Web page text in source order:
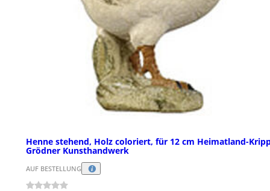
Henne stehend, Holz coloriert, für 12 cm Heimatland-
Grödner Kunsthandwerk
AUF BESTELLUNG